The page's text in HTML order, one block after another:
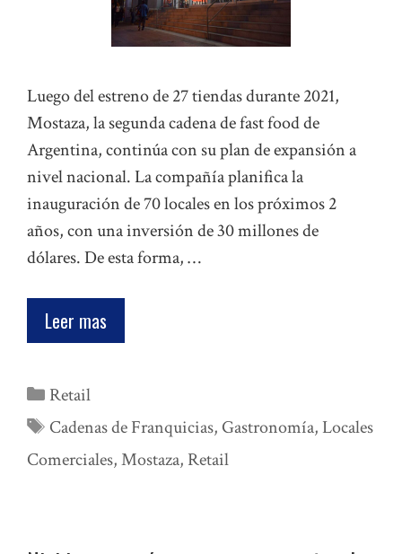
Luego del estreno de 27 tiendas durante 2021,
Mostaza, la segunda cadena de fast food de
Argentina, continúa con su plan de expansión a
nivel nacional. La compañía planifica la
inauguración de 70 locales en los próximos 2
años, con una inversión de 30 millones de
dólares. De esta forma, …
Leer mas
Categorías
Retail
Etiquetas
Cadenas de Franquicias, Gastronomía,Locales
Comerciales,Mostaza, Retail